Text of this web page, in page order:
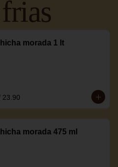
morada 1 lt
23.90
morada 475 ml